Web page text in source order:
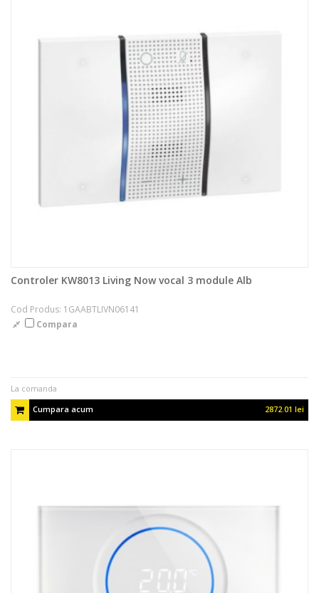
Controler KW8013 Living Now vocal 3 module Alb
Cod Produs: 1GAABTLIVN06141
Compara
La comanda
Cumpara acum
2872.01 lei